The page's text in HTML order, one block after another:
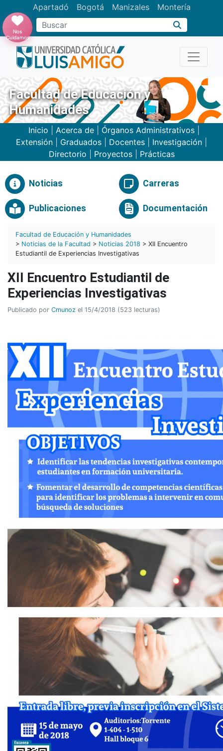
Apartadó Bogotá Manizales Montería
Buscar
Nos
Cuidamos
Facultad de Educación y
Humanidades
Inicio Acerca de Órganos Administrativos
Extensión
Graduados Docentes Investigación
Directorio
Proyectos| Prácticas
Noticias Carreras
Publicaciones Documentación
Facultad de Educación y Humanidades
> Noticias de la Facultad > Noticias 2018 > XII Encuentro
Estudiantil de Experiencias Investigativas
XII Encuentro Estudiantil de
Experiencias Investigativas
Publicado por Cmunoz el 15/4/2018 (523 lecturas)